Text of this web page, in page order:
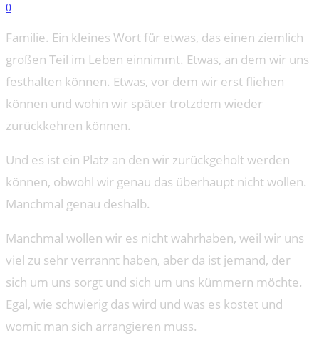
0
Familie. Ein kleines Wort für etwas, das einen ziemlich
großen Teil im Leben einnimmt. Etwas, an dem wir uns
festhalten können. Etwas, vor dem wir erst fliehen
können und wohin wir später trotzdem wieder
zurückkehren können.
Und es ist ein Platz an den wir zurückgeholt werden
können, obwohl wir genau das überhaupt nicht wollen.
Manchmal genau deshalb.
Manchmal wollen wir es nicht wahrhaben, weil wir uns
viel zu sehr verrannt haben, aber da ist jemand, der
sich um uns sorgt und sich um uns kümmern möchte.
Egal, wie schwierig das wird und was es kostet und
womit man sich arrangieren muss.